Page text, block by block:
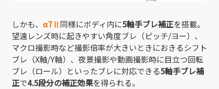
しかも、 α7Ⅱ 同様にボディ内に5軸手ブレ補正を搭載。
望遠レンズ時に起きやすい角度ブレ（ピッチ/ヨー）、
マクロ撮影時など撮影倍率が大きいときにおきるシフト
ブレ（X軸/Y軸）、夜景撮影や動画撮影時に目立つ回転
ブレ（ロール）といったブレに対応できる5軸手ブレ補
正で4.5段分の補正効果を得られる。